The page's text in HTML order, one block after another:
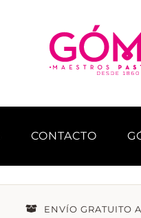
CONTACTO
ENVÍO GRATUITO